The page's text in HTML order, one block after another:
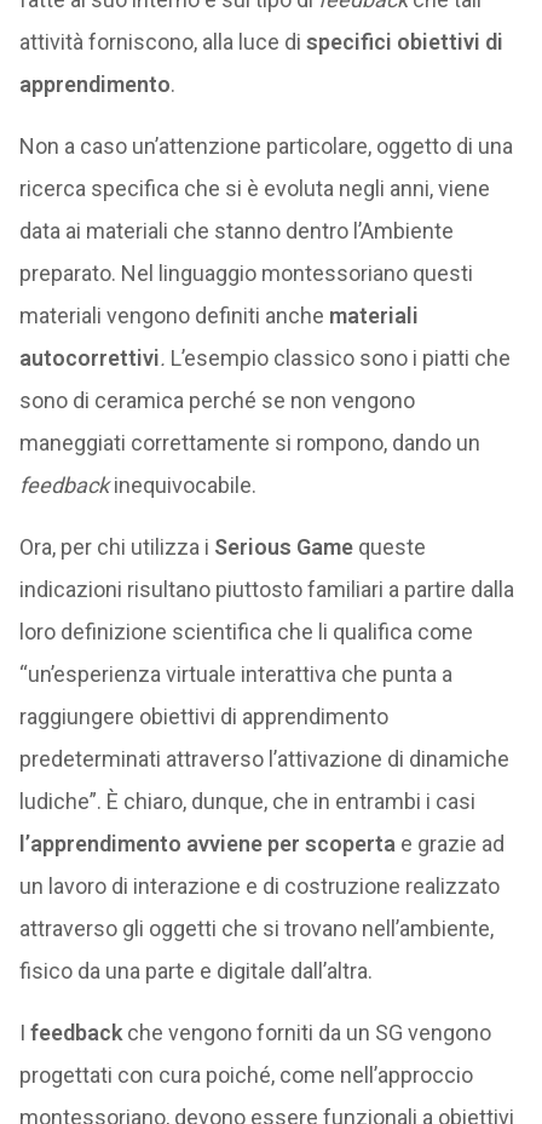
attività forniscono, alla luce di specifici obiettivi di
apprendimento.
Non a caso un’attenzione particolare, oggetto di una
ricerca specifica che si è evoluta negli anni, viene
data ai materiali che stanno dentro l’Ambiente
preparato. Nel linguaggio montessoriano questi
materiali vengono definiti anche materiali
autocorrettivi. L’esempio classico sono i piatti che
sono di ceramica perché se non vengono
maneggiati correttamente si rompono, dando un
feedbackinequivocabile.
Ora, per chi utilizza i Serious Gamequeste
indicazioni risultano piuttosto familiari a partire dalla
loro definizione scientifica che li qualifica come
“un’esperienza virtuale interattiva che punta a
raggiungere obiettivi di apprendimento
predeterminati attraverso l’attivazione di dinamiche
ludiche”. È chiaro, dunque, che in entrambi i casi
l’apprendimento avviene per scoperta e grazie ad
un lavoro di interazione e di costruzione realizzato
attraverso gli oggetti che si trovano nell’ambiente,
fisico da una parte e digitale dall’altra.
I feedbackche vengono forniti da un SG vengono
progettati con cura poiché, come nell’approccio
montessoriano, devono essere funzionali a obiettivi